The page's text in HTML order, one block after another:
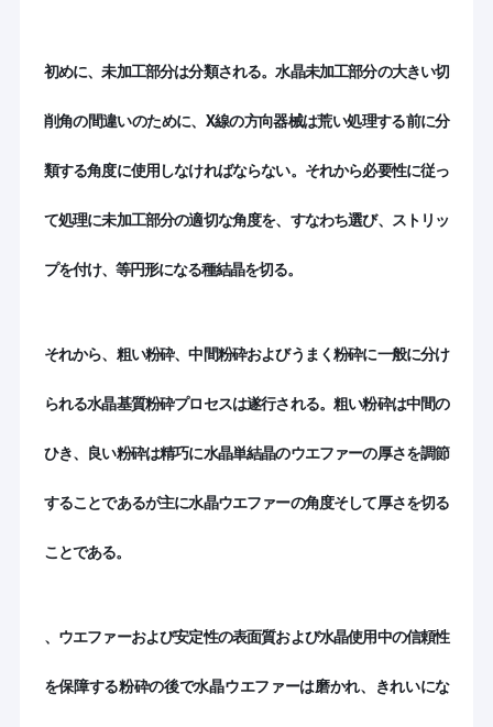
製品
わたしたち に つい て
初めに、未加工部分は分類される。水晶未加工部分の大きい切
削角の間違いのために、X線の方向器械は荒い処理する前に分
類する角度に使用しなければならない。それから必要性に従っ
て処理に未加工部分の適切な角度を、すなわち選び、ストリッ
プを付け、等円形になる種結晶を切る。
それから、粗い粉砕、中間粉砕およびうまく粉砕に一般に分け
られる水晶基質粉砕プロセスは遂行される。粗い粉砕は中間の
ひき、良い粉砕は精巧に水晶単結晶のウエファーの厚さを調節
することであるが主に水晶ウエファーの角度そして厚さを切る
ことである。
、ウエファーおよび安定性の表面質および水晶使用中の信頼性
を保障する粉砕の後で水晶ウエファーは磨かれ、きれいにな
1999年に設立された杭州 Freqcontrol Electronic
よび単結成長の中国の主要なメーカーです.世界市場で
は"CQTグループ"として知られています中国杭州に本社